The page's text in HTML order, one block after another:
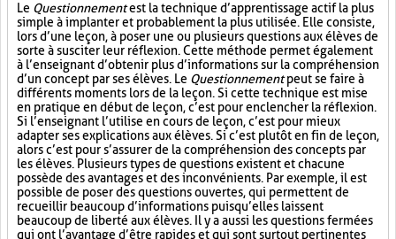
Le Questionnementest la technique d’apprentissage actif la plus
simple à implanter et probablement la plus utilisée. Elle consiste,
lors d’une leçon, à poser une ou plusieurs questions aux élèves de
sorte à susciter leur réflexion. Cette méthode permet également
à l’enseignant d’obtenir plus d’informations sur la compréhension
d’un concept par ses élèves. Le Questionnementpeut se faire à
différents moments lors de la leçon. Si cette technique est mise
en pratique en début de leçon, c’est pour enclencher la réflexion.
Si l’enseignant l’utilise en cours de leçon, c’est pour mieux
adapter ses explications aux élèves. Si c’est plutôt en fin de leçon,
alors c’est pour s’assurer de la compréhension des concepts par
les élèves. Plusieurs types de questions existent et chacune
possède des avantages et des inconvénients. Par exemple, il est
possible de poser des questions ouvertes, qui permettent de
recueillir beaucoup d’informations puisqu’elles laissent
beaucoup de liberté aux élèves. Il y a aussi les questions fermées
qui ont l’avantage d’être rapides et qui sont surtout pertinentes